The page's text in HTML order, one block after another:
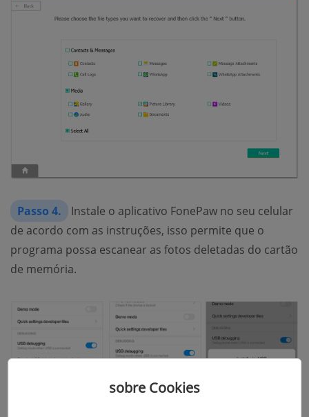
Passo 4.
Instale o aplicativo FonePaw no seu celular
de acordo com as instruções, isso permite que o
programa possa escanear as fotos deletadas do cartão
de memória.
sobre Cookies